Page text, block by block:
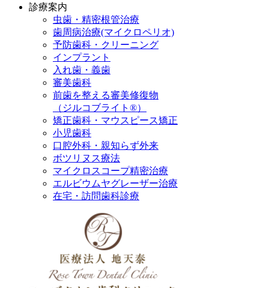
診療案内
虫歯・精密根管治療
歯周病治療(マイクロペリオ)
予防歯科・クリーニング
インプラント
入れ歯・義歯
審美歯科
前歯を整える審美修復物
（ジルコブライト®）
矯正歯科・マウスピース矯正
小児歯科
口腔外科・親知らず外来
ボツリヌス療法
マイクロスコープ精密治療
エルビウムヤグレーザー治療
在宅・訪問歯科診療